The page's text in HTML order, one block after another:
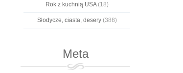
Rok z kuchnią USA(18)
Słodycze, ciasta, desery(388)
Meta